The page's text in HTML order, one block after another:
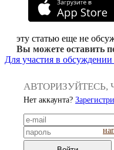
эту статью еще не
Вы можете оставить
Для участия в обсуждении
Нет аккаунта?